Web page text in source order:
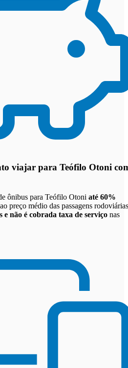
viajar para Teófilo Otoni
ônibus para Teófilo Otoni até 60%
preço médio das passagens
e não é cobrada taxa de serviço nas